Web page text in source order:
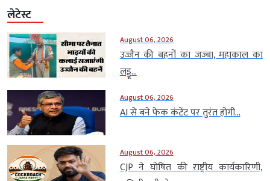
लेटेस्ट
August 06, 2026
उज्जैन की बहनों का जज्बा, महाकाल का
लड्डू...
August 06, 2026
AI से बने फेक कंटेंट पर तुरंत होगी...
August 06, 2026
CJP ने घोषित की राष्ट्रीय कार्यकारिणी,